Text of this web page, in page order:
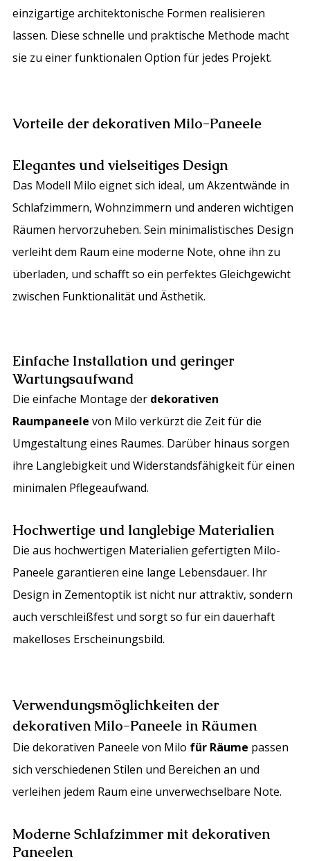
einzigartige architektonische Formen realisieren
lassen. Diese schnelle und praktische Methode macht
sie zu einer funktionalen Option für jedes Projekt.
Vorteile der dekorativen Milo-Paneele
Elegantes und vielseitiges Design
Das Modell Milo eignet sich ideal, um Akzentwände in
Schlafzimmern, Wohnzimmern und anderen wichtigen
Räumen hervorzuheben. Sein minimalistisches Design
verleiht dem Raum eine moderne Note, ohne ihn zu
überladen, und schafft so ein perfektes Gleichgewicht
zwischen Funktionalität und Ästhetik.
Einfache Installation und geringer
Wartungsaufwand
Die einfache Montage der dekorativen
Raumpaneele von Milo verkürzt die Zeit für die
Umgestaltung eines Raumes. Darüber hinaus sorgen
ihre Langlebigkeit und Widerstandsfähigkeit für einen
minimalen Pflegeaufwand.
Hochwertige und langlebige Materialien
Die aus hochwertigen Materialien gefertigten Milo-
Paneele garantieren eine lange Lebensdauer. Ihr
Design in Zementoptik ist nicht nur attraktiv, sondern
auch verschleißfest und sorgt so für ein dauerhaft
makelloses Erscheinungsbild.
Verwendungsmöglichkeiten der
dekorativen Milo-Paneele in Räumen
Die dekorativen Paneele von Milo für Räume passen
sich verschiedenen Stilen und Bereichen an und
verleihen jedem Raum eine unverwechselbare Note.
Moderne Schlafzimmer mit dekorativen
Paneelen